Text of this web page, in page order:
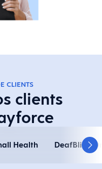
CLIENTS
clients
Health DeafBlind